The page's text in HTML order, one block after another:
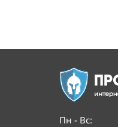
Пн - Вс: